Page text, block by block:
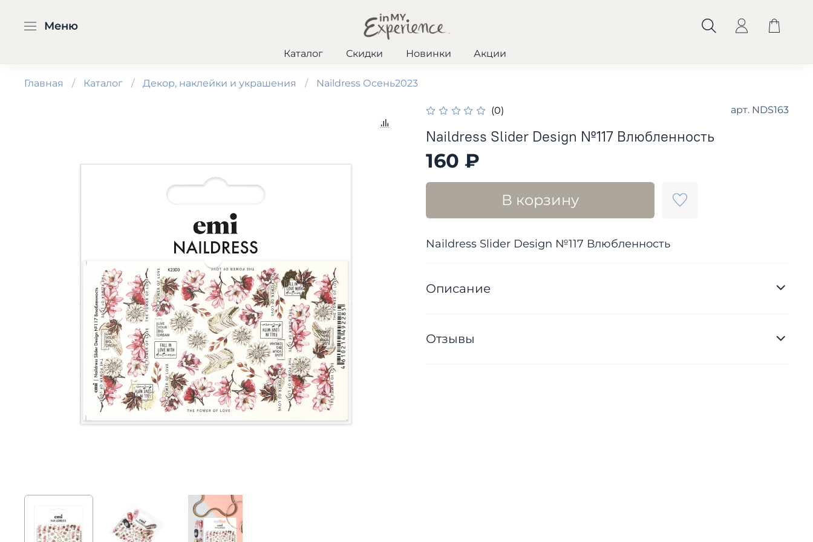
Меню
Каталог Скидки Новинки Акции
Главная Каталог Декор, наклейки и украшения Naildress Осень2023
(0) арт. NDS163
Naildress Slider Design №117 Влюбленность
160 ₽
В корзину
Naildress Slider Design №117 Влюбленность
Описание
Отзывы